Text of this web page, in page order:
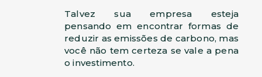
Talvez sua empresa esteja
pensando em encontrar formas de
reduzir as emissões de carbono, mas
você não tem certeza se vale a pena
o investimento.